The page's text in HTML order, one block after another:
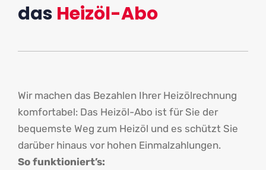
das Heizöl-Abo
Wir machen das Bezahlen Ihrer Heizölrechnung
komfortabel: Das Heizöl-Abo ist für Sie der
bequemste Weg zum Heizöl und es schützt Sie
darüber hinaus vor hohen Einmalzahlungen.
So funktioniert’s: